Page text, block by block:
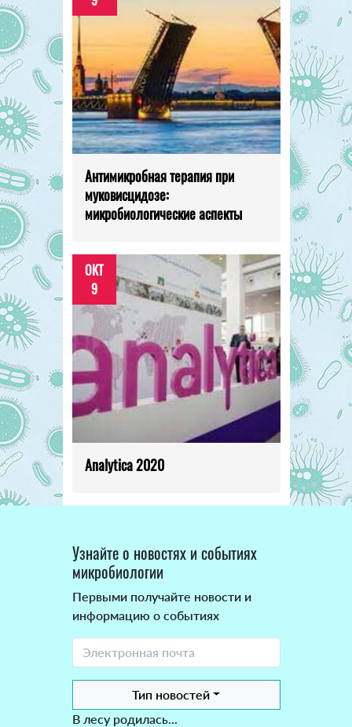
Антимикробная терапия при
муковисцидозе:
микробиологические аспекты
ОКТ
9
Analytica 2020
Узнайте о новостях и событиях
микробиологии
Первыми получайте новости и
информацию о событиях
Тип новостей
В лесу родилась...